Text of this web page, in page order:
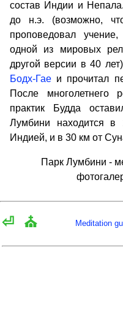
состав Индии и
до н.э. (возможно,
проповедовал
одной из мировых
другой версии в 40
Бодх-Гае и прочитал
После многолетнего
практик Будда
Лумбини находится
Индией, и в 30 км от
Парк Лумбини -
⏎ ⛪ Meditation